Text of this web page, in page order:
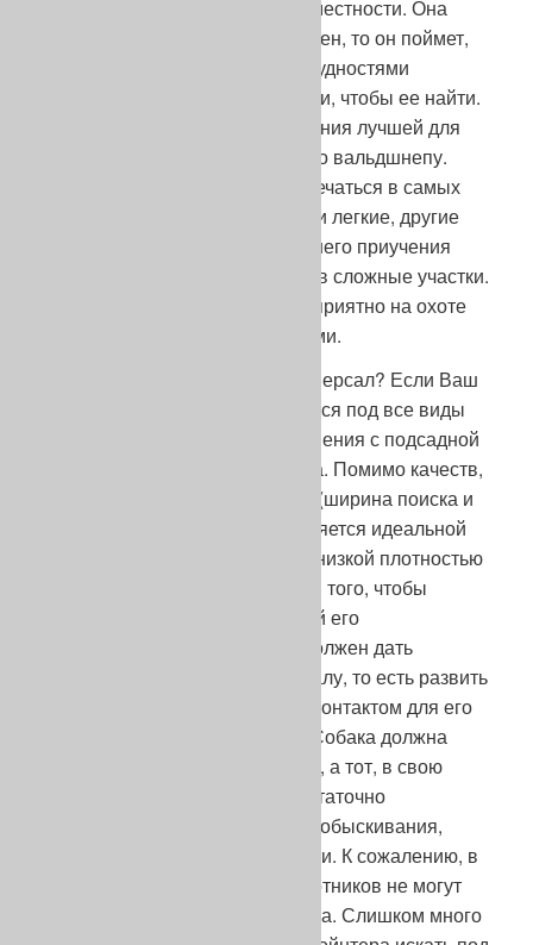
ней он преодолеет сложности местности. Она
покажет ему птицу и если он умен, то он поймет,
что необходимо смириться с трудностями
испытания, которое надо пройти, чтобы ее найти.
Я считаю такую методику обучения лучшей для
приучения пойнтера к работе по вальдшнепу.
Очевидно, что дичь может встречаться в самых
разнообразных биотопах – одни легкие, другие
очень тяжелые. Без такого раннего приучения
собака откажется пробираться в сложные участки.
И Вы и без меня знаете, как неприятно на охоте
оставлять места необысканными.
Пойнтер – специалист или универсал? Если Ваш
пойнтер умен, то он адаптируется под все виды
охот. Только знайте, что упражнения с подсадной
птицей не улучшат его качества. Помимо качеств,
присущих островным легавым (ширина поиска и
твердость стойки), пойнтер является идеальной
собакой для поиска в местах с низкой плотностью
дичи. Вполне очевидно, что для того, чтобы
воспользоваться всей полнотой его
возможностей, пользователь должен дать
раскрыться всему его потенциалу, то есть развить
широкий поиск с достаточным контактом для его
надлежащего использования. Собака должна
быть послушна своему хозяину, а тот, в свою
очередь, должен давать ей достаточно
инициативы для полноценного обыскивания,
предоставленной ему местности. К сожалению, в
этом моменте большинство охотников не могут
найти правильного компромисса. Слишком много